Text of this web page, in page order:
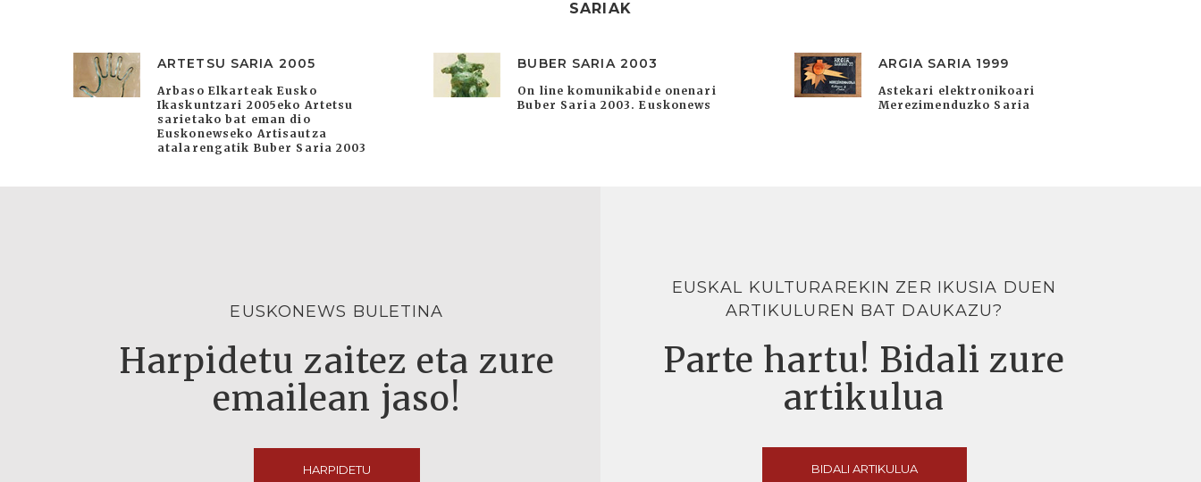
SARIAK
ARTETSU SARIA 2005
Arbaso Elkarteak Eusko
Ikaskuntzari 2005eko Artetsu
sarietako bat eman dio
Euskonewseko Artisautza
atalarengatik Buber Saria 2003
BUBER SARIA 2003
On line komunikabide onenari
Buber Saria 2003. Euskonews
ARGIA SARIA 1999
Astekari elektronikoari
Merezimenduzko Saria
EUSKONEWS BULETINA
Harpidetu zaitez eta zure
emailean jaso!
HARPIDETU
EUSKAL KULTURAREKIN ZER IKUSIA DUEN
ARTIKULUREN BAT DAUKAZU?
Parte hartu! Bidali zure
artikulua
BIDALI ARTIKULUA